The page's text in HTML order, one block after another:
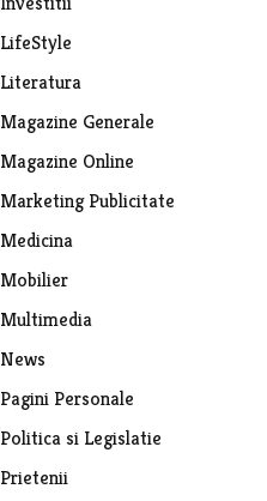
LifeStyle
Literatura
Magazine Generale
Magazine Online
Marketing Publicitate
Medicina
Mobilier
Multimedia
News
Pagini Personale
Politica si Legislatie
Prietenii